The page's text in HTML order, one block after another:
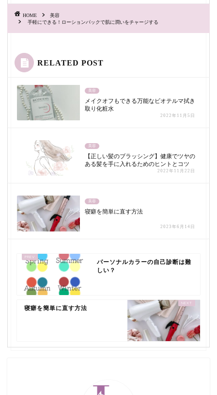
HOME
美容
手軽にできる！ローションパックで肌に潤いをチャージする
RELATED POST
美容
メイクオフもできる万能なビオテルマ拭き
取り化粧水
2022年11月5日
美容
【正しい髪のブラッシング】健康でツヤの
ある髪を手に入れるためのヒントとコツ
2022年11月22日
美容
寝癖を簡単に直す方法
2023年6月14日
パーソナルカラーの自己診断は難
しい？
寝癖を簡単に直す方法